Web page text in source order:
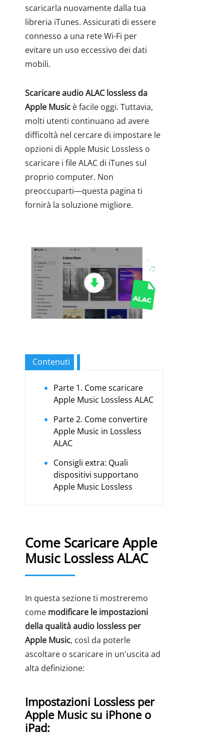
scaricarla nuovamente dalla tua
libreria iTunes. Assicurati di essere
connesso a una rete Wi-Fi per
evitare un uso eccessivo dei dati
mobili.
Scaricare audio ALAC lossless da
Apple Music è facile oggi. Tuttavia,
molti utenti continuano ad avere
difficoltà nel cercare di impostare le
opzioni di Apple Music Lossless o
scaricare i file ALAC di iTunes sul
proprio computer. Non
preoccuparti—questa pagina ti
fornirà la soluzione migliore.
Contenuti
Parte 1. Come scaricare
Apple Music Lossless ALAC
Parte 2. Come convertire
Apple Music in Lossless
ALAC
Consigli extra: Quali
dispositivi supportano
Apple Music Lossless
Come Scaricare Apple
Music Lossless ALAC
In questa sezione ti mostreremo
come modificare le impostazioni
della qualità audio lossless per
Apple Music, così da poterle
ascoltare o scaricare in un'uscita ad
alta definizione:
Impostazioni Lossless per
Apple Music su iPhone o
iPad: